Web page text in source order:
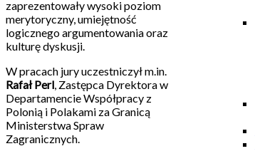
zaprezentowały wysoki poziom
merytoryczny, umiejętność
logicznego argumentowania oraz
kulturę dyskusji.
W pracach jury uczestniczył m.in.
Rafał Perl, Zastępca Dyrektora w
Departamencie Współpracy z
Polonią i Polakami za Granicą
Ministerstwa Spraw
Zagranicznych.